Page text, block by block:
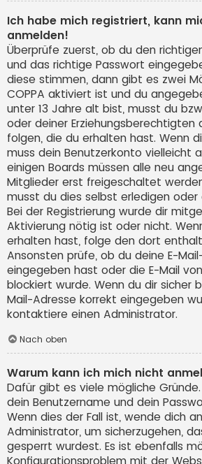
Ich habe mich registriert, kann
anmelden!
Überprüfe zuerst, ob du den
und das richtige Passwort
diese stimmen, dann gibt es zwei
COPPA aktiviert ist und du
unter 13 Jahre alt bist, musst du
oder deiner Erziehungsberechtigten
folgen, die du erhalten hast. Wenn
muss dein Benutzerkonto vielleicht
einigen Boards müssen alle neu
Mitglieder erst freigeschaltet
musst du dies selbst erledigen oder
Bei der Registrierung wurde dir
Aktivierung nötig ist oder nicht.
erhalten hast, folge den dort
Ansonsten prüfe, ob du deine E-
eingegeben hast oder die E-Mail
blockiert wurde. Wenn du dir sicher
Mail-Adresse korrekt eingegeben
kontaktiere einen Administrator.
Nach oben
Warum kann ich mich nicht
Dafür gibt es viele mögliche
dein Benutzername und dein
Wenn dies der Fall ist, wende dich
Administrator, um sicherzugehen,
gesperrt wurdest. Es ist ebenfalls
Konfigurationsproblem mit der